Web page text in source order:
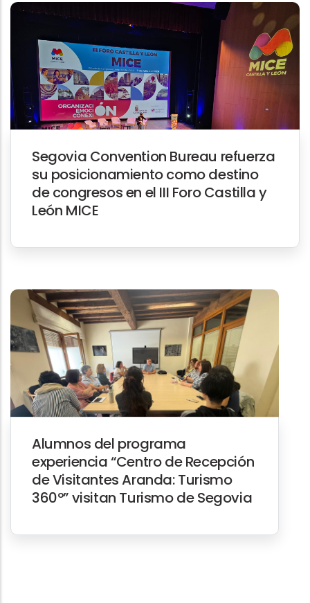
Segovia Convention Bureau refuerza
su posicionamiento como destino
de congresos en el III Foro Castilla y
León MICE
Alumnos del programa
experiencia “Centro de Recepción
de Visitantes Aranda: Turismo
360º” visitan Turismo de Segovia